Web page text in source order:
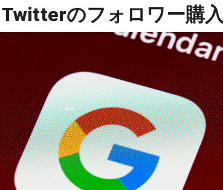
のフォロワー購